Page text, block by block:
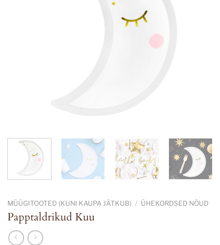
MÜÜGITOOTED (KUNI KAUPA JÄTKUB) / ÜHEKORDSED NÕUD
Papptaldrikud Kuu